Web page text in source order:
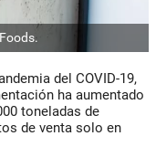
del COVID-19,
ha aumentado
toneladas de
de venta solo en